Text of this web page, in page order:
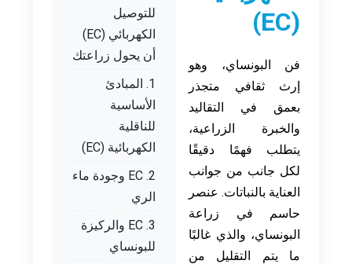
للتوصيل
الكهربائي (EC)
أن يحول زراعتك
1. المبادئ
الأساسية
للناقلية
الكهربائية (EC)
2. EC وجودة ماء
الري
3. EC والركيزة
للبونساي
(EC)
فن البونساي، وهو
إرث ثقافي متجذر
بعمق في التقاليد
والخبرة الزراعية،
يتطلب فهمًا دقيقًا
لكل جانب من جوانب
العناية بالنباتات. عنصر
حاسم في زراعة
البونساي، والذي غالبًا
ما يتم التقليل من